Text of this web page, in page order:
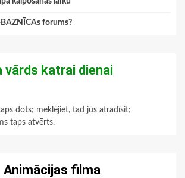
forums?
vārds katrai dienai
dots; meklējiet, tad jūs atradīsit;
taps atvērts.
Animācijas filma